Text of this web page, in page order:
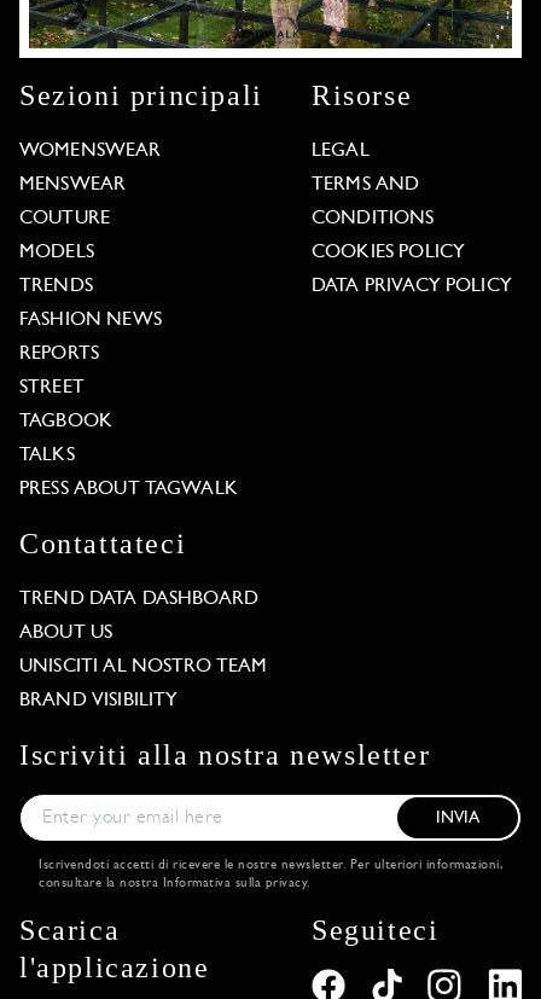
Sezioni principali
WOMENSWEAR
MENSWEAR
COUTURE
MODELS
TRENDS
FASHION NEWS
REPORTS
STREET
TAGBOOK
TALKS
PRESS ABOUT TAGWALK
Risorse
LEGAL
TERMS AND
CONDITIONS
COOKIES POLICY
DATA PRIVACY POLICY
Contattateci
TREND DATA DASHBOARD
ABOUT US
UNISCITI AL NOSTRO TEAM
BRAND VISIBILITY
Iscriviti alla nostra newsletter
INVIA
Iscrivendoti accetti di ricevere le nostre newsletter. Per ulteriori informazioni,
consultare la nostra
Informativa sulla privacy.
Scarica
l'applicazione
Seguiteci